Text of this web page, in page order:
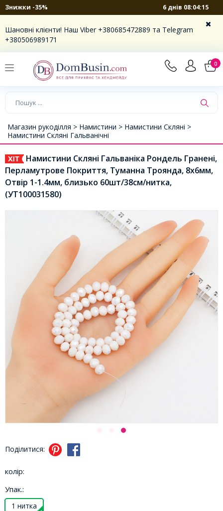
Знижки -35% 6 днів 08:04:15
Шановні клієнти! Наш Viber +380685472889 та Telegram
+380506989171
0
Магазин рукоділля > Намистини > Намистини Скляні >
Намистини Скляні Гальванічні
Намистини Скляні Гальваніка Рондель Гранені,
Перламутрове Покриття, Туманна Троянда, 8х6мм,
Отвір 1-1.4мм, близько 60шт/38см/нитка,
(УТ100031580)
Поділитися:
колір:
Упак.:
1 нитка